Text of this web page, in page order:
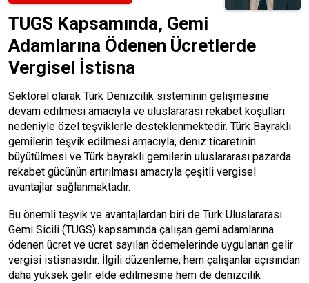
TUGS Kapsamında, Gemi
Adamlarına Ödenen Ücretlerde
Vergisel İstisna
Sektörel olarak Türk Denizcilik sisteminin gelişmesine
devam edilmesi amacıyla ve uluslararası rekabet koşulları
nedeniyle özel teşviklerle desteklenmektedir. Türk Bayraklı
gemilerin teşvik edilmesi amacıyla, deniz ticaretinin
büyütülmesi ve Türk bayraklı gemilerin uluslararası pazarda
rekabet gücünün artırılması amacıyla çeşitli vergisel
avantajlar sağlanmaktadır.
Bu önemli teşvik ve avantajlardan biri de Türk Uluslararası
Gemi Sicili (TUGS) kapsamında çalışan gemi adamlarına
ödenen ücret ve ücret sayılan ödemelerinde uygulanan gelir
vergisi istisnasıdır. İlgili düzenleme, hem çalışanlar açısından
daha yüksek gelir elde edilmesine hem de denizcilik